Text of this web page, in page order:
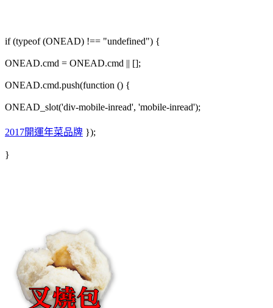
if (typeof (ONEAD) !== "undefined") {
ONEAD.cmd = ONEAD.cmd || [];
ONEAD.cmd.push(function () {
ONEAD_slot('div-mobile-inread', 'mobile-inread');
2017開運年菜品牌 });
}